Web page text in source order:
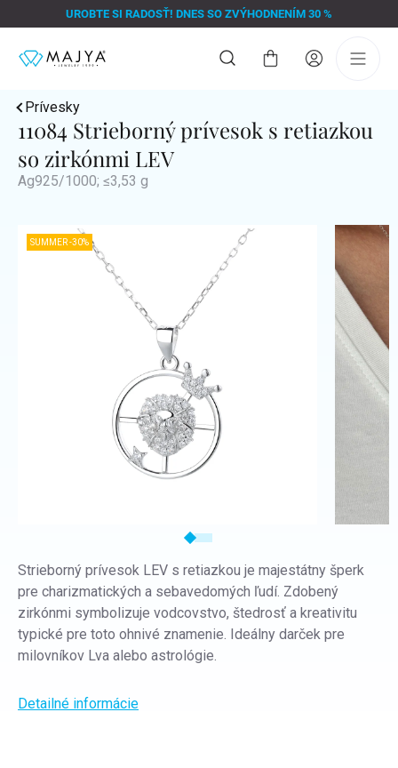
na
UROBTE SI RADOSŤ! DNES SO ZVÝHODNENÍM 30 %
Nákupný
Prívesky
11084 Strieborný prívesok s retiazkou
so zirkónmi LEV
Ag925/1000; ≤3,53 g
SUMMER -30%
Strieborný prívesok LEV s retiazkou je majestátny šperk
pre charizmatických a sebavedomých ľudí. Zdobený
zirkónmi symbolizuje vodcovstvo, štedrosť a kreativitu
typické pre toto ohnivé znamenie. Ideálny darček pre
milovníkov Lva alebo astrológie.
Detailné informácie